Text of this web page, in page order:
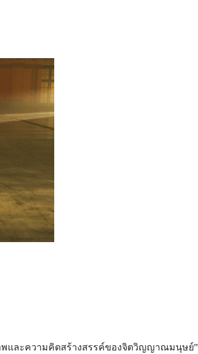
พและความคิดสร้างสรรค์ของจิตวิญญาณมนุษย์”